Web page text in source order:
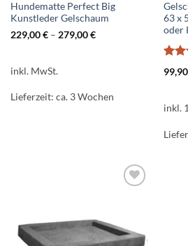
Hundematte Perfect Big
Kunstleder Gelschaum
229,00€– 279,00€
inkl. MwSt.
Lieferzeit: ca. 3 Wochen
63 x
oder
mit5
99,90
inkl.